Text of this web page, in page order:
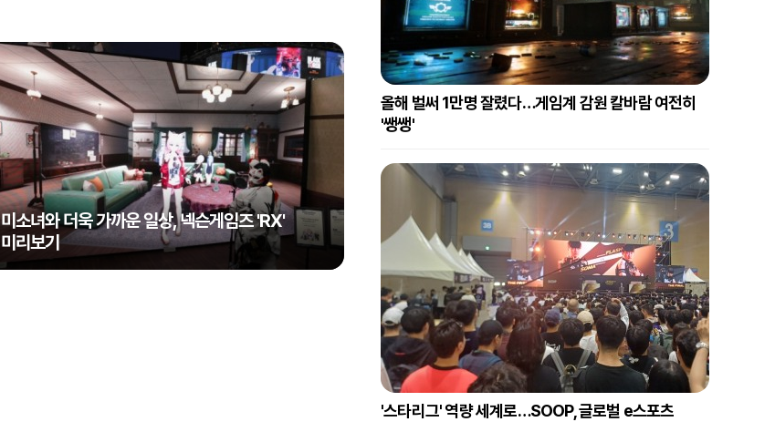
미소녀와 더욱 가까운 일상, 넥슨게임즈 'RX'
미리보기
올해 벌써 1만명 잘렸다…게임계 감원 칼바람 여전히
'쌩쌩'
'스타리그' 역량 세계로…SOOP, 글로벌 e스포츠